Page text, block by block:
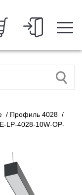
/ Профиль 4028 /
LP-4028-10W-OP-